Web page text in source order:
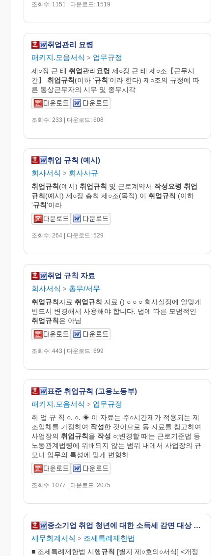
조회수: 1151 | 다운로드: 1519
취업관리 요령
패키지.모음서식 > 업무규정
제○장 근 태 취업관리 요령 제○장 근 태 제○조【근무시
간】 취업규칙(이하 ‘규칙’이라 한다) 제○조의 규정에 따
른 통상근무자의 시무 및 종무시각
조회수: 233 | 다운로드: 608
취업 규칙 (예시)
회사서식 > 회사사규
취업규칙(예시) 취업규칙 및 근로계약서 작성요령 취업
규칙(예시) 제○장 총칙 제○조(목적) 이 취업규칙 (이하
'규칙'이라
조회수: 264 | 다운로드: 529
취업 규칙 자료
회사서식 > 총무/서무
취업규칙자료 취업규칙 자료 () ○.○.○ 회사실정에 알맞게
반드시 변경해서 사용해야 합니다. 법에 따른 모범적인
취업규칙은 아님
조회수: 443 | 다운로드: 699
표준 취업규칙 (고용노동부)
패키지.모음서식 > 업무규정
취 업 규 칙 ○. ○. ◈ 이 자료는 주○시간제가 적용되는 제
조업체를 가정하여 작성한 것이므로 동 자료를 참고하여
사업장의 취업규칙을 작성 ○;변경할 때는 근로기준법 등
노동관계법령에 위배되지 않는 범위 내에서 사업장의 규
모나 업무의 특성에 맞게 변형하
조회수: 1077 | 다운로드: 2075
중소기업 취업 청년에 대한 소득세 감면 대상 명세서 [조세특례제한법 시행규칙 서식11의2]
세무회계서식 > 조세특례제한법
■ 조세특례제한법 시행규칙 [별지 제○호의○서식] <개정